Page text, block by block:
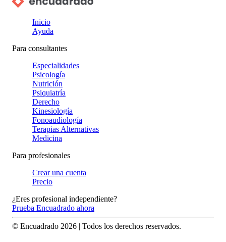
Inicio
Ayuda
Para consultantes
Especialidades
Psicología
Nutrición
Psiquiatría
Derecho
Kinesiología
Fonoaudiología
Terapias Alternativas
Medicina
Para profesionales
Crear una cuenta
Precio
¿Eres profesional independiente?
Prueba Encuadrado ahora
© Encuadrado 2026 | Todos los derechos reservados.